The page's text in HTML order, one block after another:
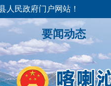
人民政府门户网站！
要闻动态